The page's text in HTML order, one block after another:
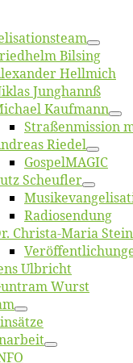
Bilsing
Hellmich
Junghannß
Kaufmann
Straßenmis­sion
Riedel
Gos­pel­MA­GIC
Scheuf­ler
Ra­dio­sen­dung
Chris­­ta-Ma­ria
Ulb­richt
Wurst